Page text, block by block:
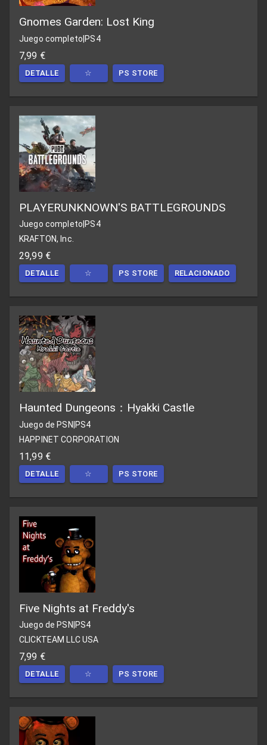
Gnomes Garden: Lost King
Juego completo PS4
7,99 €
DETALLE ☆ PS STORE
PLAYERUNKNOWN'S BATTLEGROUNDS
Juego completo PS4
KRAFTON, Inc.
29,99 €
DETALLE ☆ PS STORE RELACIONADO
Haunted Dungeons：Hyakki Castle
Juego de PSN PS4
HAPPINET CORPORATION
11,99 €
DETALLE ☆ PS STORE
Five Nights at Freddy's
Juego de PSN PS4
CLICKTEAM LLC USA
7,99 €
DETALLE ☆ PS STORE